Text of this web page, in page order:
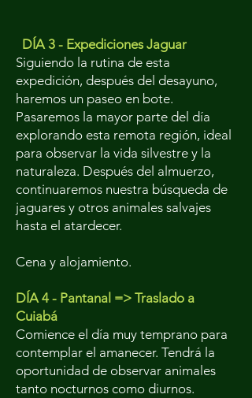
DÍA 3 - Expediciones Jaguar
Siguiendo la rutina de esta
expedición, después del desayuno,
haremos un paseo en bote.
Pasaremos la mayor parte del día
explorando esta remota región, ideal
para observar la vida silvestre y la
naturaleza. Después del almuerzo,
continuaremos nuestra búsqueda de
jaguares y otros animales salvajes
hasta el atardecer.
Cena y alojamiento.
DÍA 4 - Pantanal => Traslado a
Cuiabá
Comience el día muy temprano para
contemplar el amanecer. Tendrá la
oportunidad de observar animales
tanto nocturnos como diurnos.